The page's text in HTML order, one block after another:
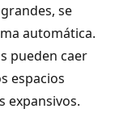
se
automática.
pueden caer
espacios
expansivos.